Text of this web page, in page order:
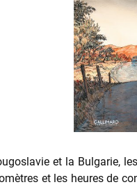
et la Bulgarie,
et les heures de